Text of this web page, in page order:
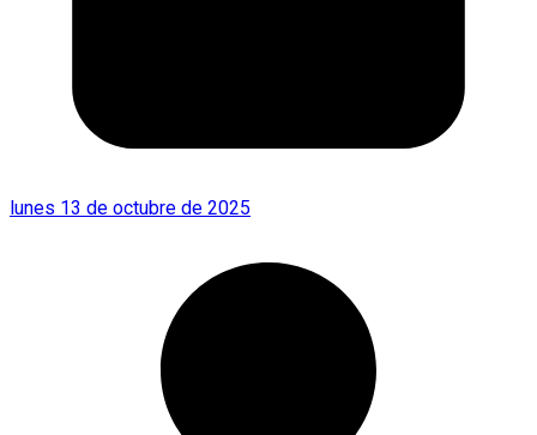
lunes 13 de octubre de 2025